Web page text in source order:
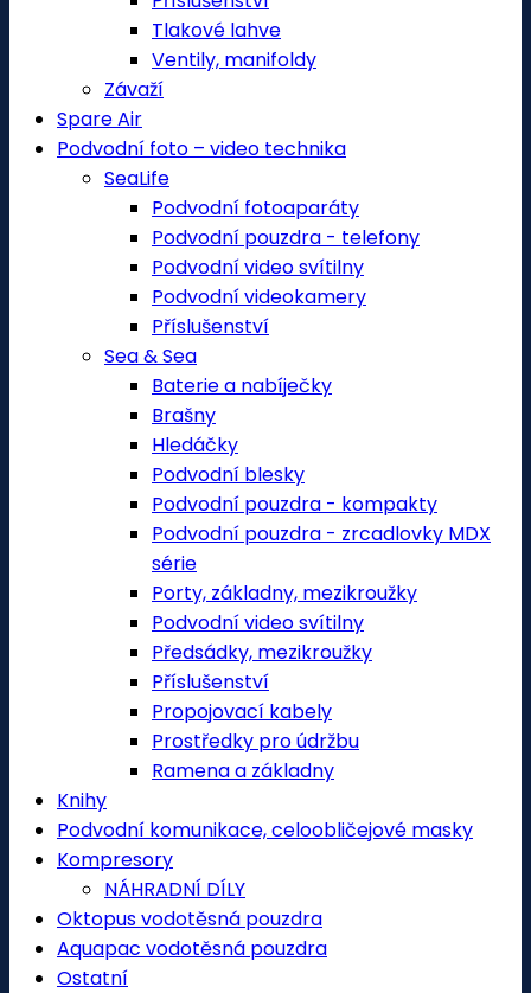
Tlakové lahve
Ventily, manifoldy
Závaží
Spare Air
Podvodní foto – video technika
SeaLife
Podvodní fotoaparáty
Podvodní pouzdra - telefony
Podvodní video svítilny
Podvodní videokamery
Příslušenství
Sea & Sea
Baterie a nabíječky
Brašny
Hledáčky
Podvodní blesky
Podvodní pouzdra - kompakty
Podvodní pouzdra - zrcadlovky MDX
série
Porty, základny, mezikroužky
Podvodní video svítilny
Předsádky, mezikroužky
Příslušenství
Propojovací kabely
Prostředky pro údržbu
Ramena a základny
Knihy
Podvodní komunikace, celoobličejové masky
Kompresory
NÁHRADNÍ DÍLY
Oktopus vodotěsná pouzdra
Aquapac vodotěsná pouzdra
Ostatní